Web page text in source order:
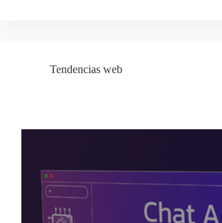
Tendencias web